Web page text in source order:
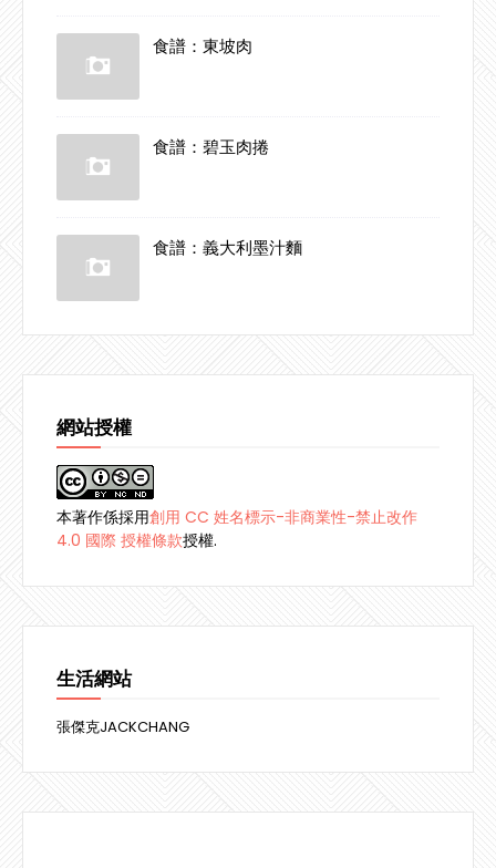
食譜：東坡肉
食譜：碧玉肉捲
食譜：義大利墨汁麵
網站授權
本著作係採用創用 CC 姓名標示-非商業性-禁止改作
4.0 國際 授權條款授權.
生活網站
張傑克JACKCHANG